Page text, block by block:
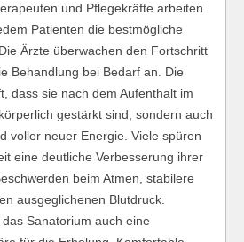
und Pflegekräfte arbeiten
Patienten die bestmögliche
Ärzte überwachen den Fortschritt
Behandlung bei Bedarf an. Die
dass sie nach dem Aufenthalt im
gestärkt sind, sondern auch
voller neuer Energie. Viele spüren
eine deutliche Verbesserung ihrer
beim Atmen, stabilere
ausgeglichenen Blutdruck.
Sanatorium auch eine